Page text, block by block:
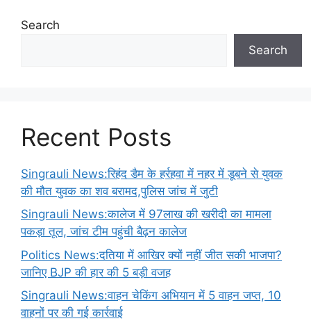
Search
Search
Recent Posts
Singrauli News:रिहंद डैम के हर्रहवा में नहर में डूबने से युवक
की मौत युवक का शव बरामद,पुलिस जांच में जुटी
Singrauli News:कालेज में 97लाख की खरीदी का मामला
पकड़ा तूल, जांच टीम पहुंची बैढ़न कालेज
Politics News:दतिया में आखिर क्यों नहीं जीत सकी भाजपा?
जानिए BJP की हार की 5 बड़ी वजह
Singrauli News:वाहन चेकिंग अभियान में 5 वाहन जप्त, 10
वाहनों पर की गई कार्रवाई